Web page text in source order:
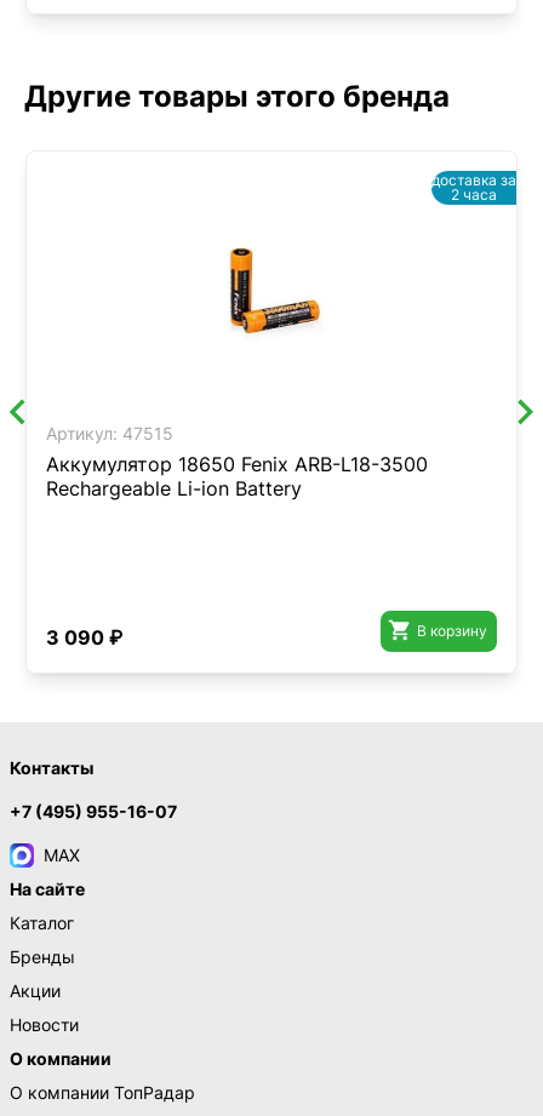
Другие товары этого бренда
Артикул: 47515
Аккумулятор 18650 Fenix ARB-L18-3500
Rechargeable Li-ion Battery
3 090 ₽  В корзину
доставка за
2 часа
Контакты
+7 (495) 955-16-07
MAX
На сайте
Каталог
Бренды
Акции
Новости
О компании
О компании ТопРадар